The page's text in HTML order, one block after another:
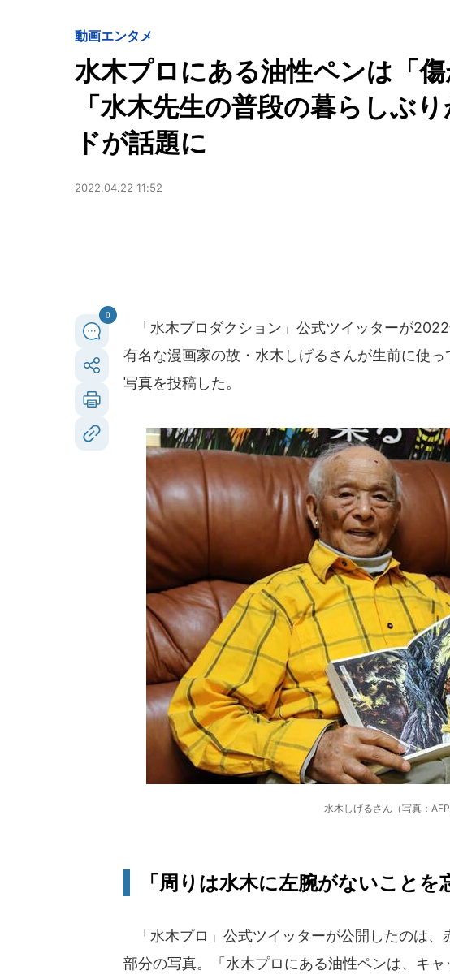
動画エンタメ
水木プロにある油性ペンは「傷
「水木先生の普段の暮らしぶ
ドが話題に
2022.04.22 11:52
0
「水木プロダクション」公式ツイッターが
有名な漫画家の故・水木しげるさんが生前に使
写真を投稿した。
水木しげるさん（写真：
「周りは水木に左腕がないことを
「水木プロ」公式ツイッターが公開したのは
部分の写真。「水木プロにある油性ペンは、キ